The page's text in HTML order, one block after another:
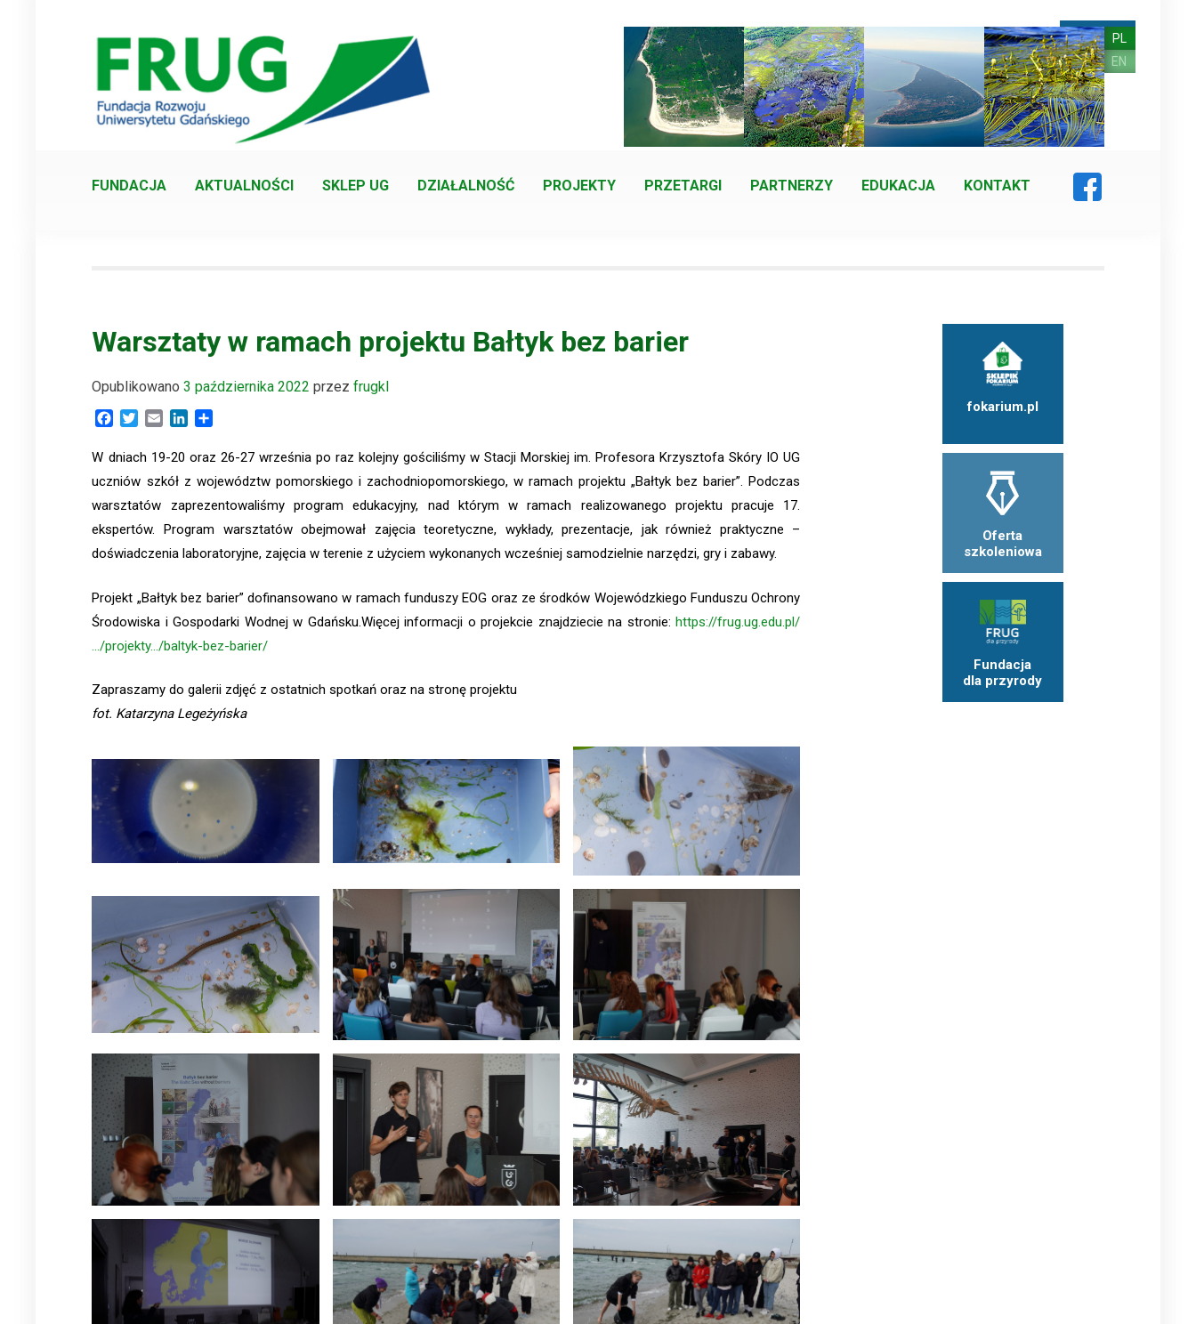
PL
EN
FUNDACJA AKTUALNOŚCI SKLEP UG DZIAŁALNOŚĆ PROJEKTY PRZETARGI PARTNERZY EDUKACJA KONTAKT
Warsztaty w ramach projektu Bałtyk bez barier
Opublikowano3 października 2022 przezfrugkl
Facebook
TwitterEmail LinkedIn
W dniach 19-20 oraz 26-27 września po raz kolejny gościliśmy w Stacji Morskiej im. Profesora Krzysztofa Skóry IO UG
uczniów szkół z województw pomorskiego i zachodniopomorskiego, w ramach projektu „Bałtyk bez barier”. Podczas
warsztatów zaprezentowaliśmy program edukacyjny, nad którym w ramach realizowanego projektu pracuje 17.
ekspertów. Program warsztatów obejmował zajęcia teoretyczne, wykłady, prezentacje, jak również praktyczne –
doświadczenia laboratoryjne, zajęcia w terenie z użyciem wykonanych wcześniej samodzielnie narzędzi, gry i zabawy.
Projekt „Bałtyk bez barier” dofinansowano w ramach funduszy EOG oraz ze środków Wojewódzkiego Funduszu Ochrony
Środowiska i Gospodarki Wodnej w Gdańsku.Więcej informacji o projekcie znajdziecie na stronie:https://frug.ug.edu.pl/
…/projekty…/baltyk-bez-barier/
Zapraszamy do galerii zdjęć z ostatnich spotkań oraz na stronę projektu
fot. Katarzyna Legeżyńska
fokarium.pl
Oferta
szkoleniowa
Fundacja
dla przyrody